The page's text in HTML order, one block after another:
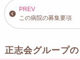
この病院の募集要項
正志会グループ